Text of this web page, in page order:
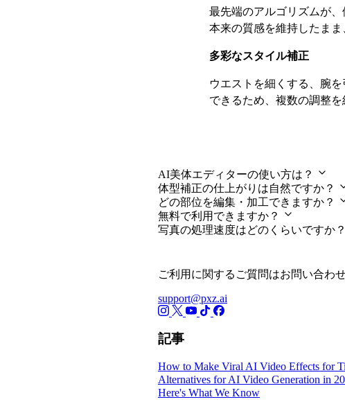
最先端のアルゴリズムが
本来の質感を維持したま
多彩なスタイル補正
ウエストを細くする、腕
できるため、複数の調整
AI美体エディターの使い方は？
体型補正の仕上がりは自然ですか？
どの部位を編集・加工できますか？
無料で利用できますか？
写真の処理速度はどのくらいですか？
ご利用に関するご質問はお問い合わ
support@pxz.ai
記事
How to Make Viral AI Video Effects for
Alternatives for AI Video Generation in
Here's What We Know